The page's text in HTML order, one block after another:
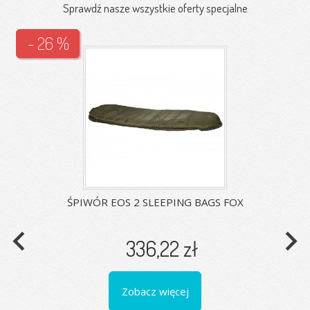
Sprawdź nasze wszystkie oferty specjalne
ŚPIWÓR EOS 2 SLEEPING BAGS FOX
336,22 zł
- 26 %
Zobacz więcej
navigate_before navigate_next